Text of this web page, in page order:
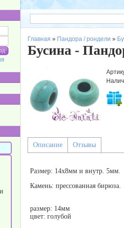
Главная » Пандора / рондели »
Бусина -
Описание Отзывы
Размер: 14х8мм и внутр. 5мм.
Камень: прессованная бирюза.
размер: 14мм
цвет: голубой